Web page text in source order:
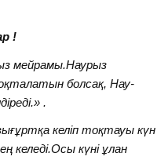
!
мейрамы.Наурыз
болсақ, Нау-
.
келіп тоқтауы күн
келеді.Осы күні ұлан